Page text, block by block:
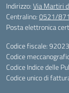
Indirizzo:Via Martiri
Centralino:0521/
Posta elettronica
Codice fiscale:
Codice
Codice Indice delle
Codice unico di